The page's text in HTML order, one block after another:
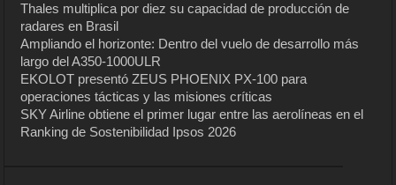
Thales multiplica por diez su capacidad de producción de
radares en Brasil
Ampliando el horizonte: Dentro del vuelo de desarrollo más
largo del A350-1000ULR
EKOLOT presentó ZEUS PHOENIX PX-100 para
operaciones tácticas y las misiones críticas
SKY Airline obtiene el primer lugar entre las aerolíneas en el
Ranking de Sostenibilidad Ipsos 2026